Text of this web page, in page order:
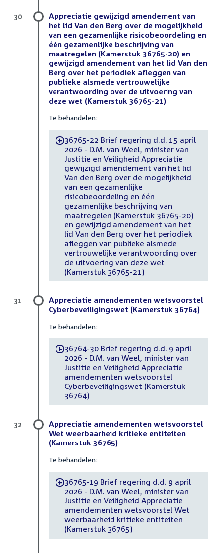
Appreciatie gewijzigd amendement van
het lid Van den Berg over de mogelijkheid
van een gezamenlijke risicobeoordeling en
één gezamenlijke beschrijving van
maatregelen (Kamerstuk 36765-20) en
gewijzigd amendement van het lid Van den
Berg over het periodiek afleggen van
publieke alsmede vertrouwelijke
verantwoording over de uitvoering van
deze wet (Kamerstuk 36765-21)
Te behandelen:
-36765-22 Brief regering d.d. 15 april
2026 - D.M. van Weel, minister van
Justitie en Veiligheid Appreciatie
gewijzigd amendement van het lid
Van den Berg over de mogelijkheid
van een gezamenlijke
risicobeoordeling en één
gezamenlijke beschrijving van
maatregelen (Kamerstuk 36765-20)
en gewijzigd amendement van het
lid Van den Berg over het periodiek
afleggen van publieke alsmede
vertrouwelijke verantwoording over
de uitvoering van deze wet
(Kamerstuk 36765-21)
30
Appreciatie amendementen wetsvoorstel
Cyberbeveiligingswet (Kamerstuk 36764)
Te behandelen:
-36764-30 Brief regering d.d. 9 april
2026 - D.M. van Weel, minister van
Justitie en Veiligheid Appreciatie
amendementen wetsvoorstel
Cyberbeveiligingswet (Kamerstuk
36764)
31
Appreciatie amendementen wetsvoorstel
Wet weerbaarheid kritieke entiteiten
(Kamerstuk 36765)
Te behandelen:
-36765-19 Brief regering d.d. 9 april
2026 - D.M. van Weel, minister van
Justitie en Veiligheid Appreciatie
amendementen wetsvoorstel Wet
weerbaarheid kritieke entiteiten
(Kamerstuk 36765)
32